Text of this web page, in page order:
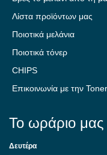
Λίστα προϊόντων μας
Ποιοτικά μελάνια
Ποιοτικά τόνερ
CHIPS
Επικοινωνία με την
Το ωράριο μας
Δευτέρα